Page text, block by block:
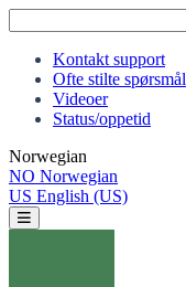
Kontakt support
Ofte stilte spørsmål
Videoer
Status/oppetid
Norwegian
NO Norwegian
US English (US)